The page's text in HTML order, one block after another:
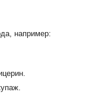
например: